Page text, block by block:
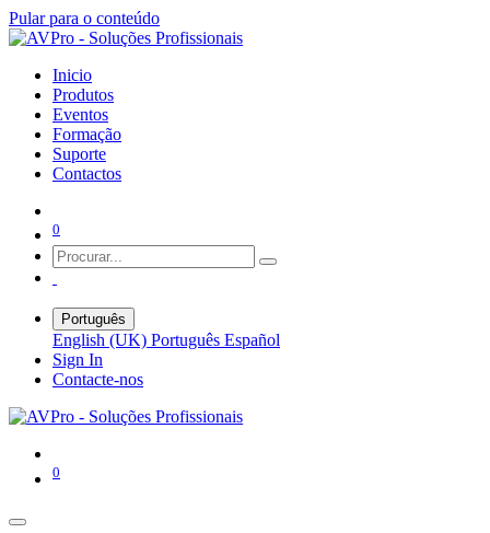
Pular para o conteúdo
Inicio
Produtos
Eventos
Formação
Suporte
Contactos
0
Português
English (UK) Português Español
Sign In
Contacte-nos
0